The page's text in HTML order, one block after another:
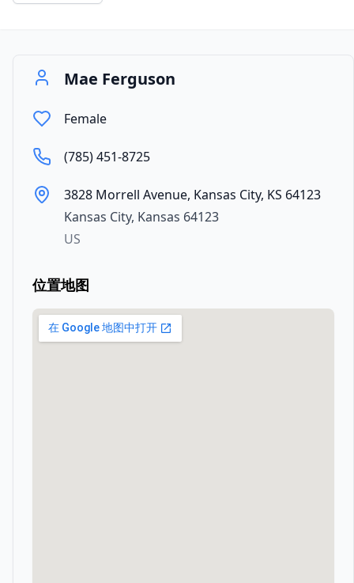
Mae Ferguson
Female
(785) 451-8725
3828 Morrell Avenue, Kansas City, KS 64123
Kansas City, Kansas 64123
US
位置地图